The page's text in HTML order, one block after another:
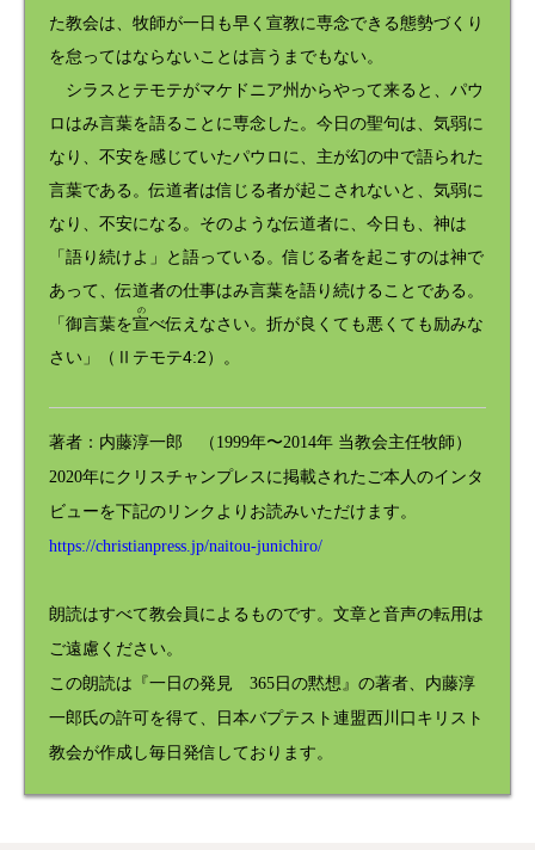
た教会は、牧師が一日も早く宣教に専念できる態勢づくり
を怠ってはならないことは言うまでもない。
シラスとテモテがマケドニア州からやって来ると、パウ
ロはみ言葉を語ることに専念した。今日の聖句は、気弱に
なり、不安を感じていたパウロに、主が幻の中で語られた
言葉である。伝道者は信じる者が起こされないと、気弱に
なり、不安になる。そのような伝道者に、今日も、神は
「語り続けよ」と語っている。信じる者を起こすのは神で
あって、伝道者の仕事はみ言葉を語り続けることである。
「御言葉を宣
の
べ伝えなさい。折が良くても悪くても励みな
さい」（Ⅱテモテ4:2）。
著者：内藤淳一郎 （1999年〜2014年 当教会主任牧師）
2020年にクリスチャンプレスに掲載されたご本人のインタ
ビューを下記のリンクよりお読みいただけます。
https://christianpress.jp/naitou-junichiro/
朗読はすべて教会員によるものです。文章と音声の転用は
ご遠慮ください。
この朗読は『一日の発見 365日の黙想』の著者、内藤淳
一郎氏の許可を得て、日本バプテスト連盟西川口キリスト
教会が作成し毎日発信しております。